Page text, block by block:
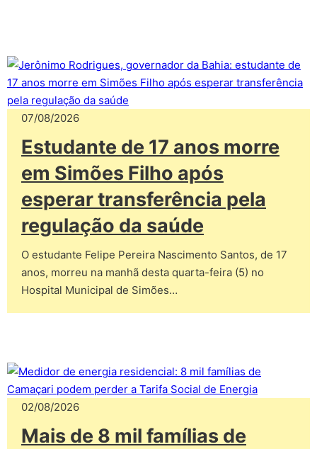
07/08/2026
Estudante de 17 anos morre
em Simões Filho após
esperar transferência pela
regulação da saúde
O estudante Felipe Pereira Nascimento Santos, de 17
anos, morreu na manhã desta quarta-feira (5) no
Hospital Municipal de Simões…
02/08/2026
Mais de 8 mil famílias de